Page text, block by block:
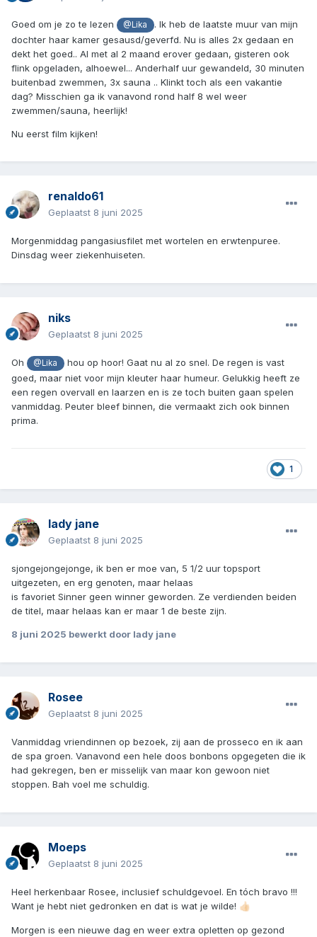
Goed om je zo te lezen @Lika
. Ik heb de laatste muur van mijn
dochter haar kamer gesausd/geverfd. Nu is alles 2x gedaan en
dekt het goed.. Al met al 2 maand erover gedaan, gisteren ook
flink opgeladen, alhoewel... Anderhalf uur gewandeld, 30 minuten
buitenbad zwemmen, 3x sauna .. Klinkt toch als een vakantie
dag? Misschien ga ik vanavond rond half 8 wel weer
zwemmen/sauna, heerlijk!
Nu eerst film kijken!
renaldo61
Geplaatst 8 juni 2025
Morgenmiddag pangasiusfilet met wortelen en erwtenpuree.
Dinsdag weer ziekenhuiseten.
niks
Geplaatst 8 juni 2025
Oh @Lika
hou op hoor! Gaat nu al zo snel. De regen is vast
goed, maar niet voor mijn kleuter haar humeur. Gelukkig heeft ze
een regen overvall en laarzen en is ze toch buiten gaan spelen
vanmiddag. Peuter bleef binnen, die vermaakt zich ook binnen
prima.
1
lady jane
Geplaatst 8 juni 2025
sjongejongejonge, ik ben er moe van, 5 1/2 uur topsport
uitgezeten, en erg genoten, maar helaas
is favoriet Sinner geen winner geworden. Ze verdienden beiden
de titel, maar helaas kan er maar 1 de beste zijn.
8 juni 2025 bewerkt door lady jane
Rosee
Geplaatst 8 juni 2025
Vanmiddag vriendinnen op bezoek, zij aan de prosseco en ik aan
de spa groen. Vanavond een hele doos bonbons opgegeten die ik
had gekregen, ben er misselijk van maar kon gewoon niet
stoppen. Bah voel me schuldig.
Moeps
Geplaatst 8 juni 2025
Heel herkenbaar Rosee, inclusief schuldgevoel. En tóch bravo !!!
Want je hebt niet gedronken en dat is wat je wilde! 👍🏻
Morgen is een nieuwe dag en weer extra opletten op gezond